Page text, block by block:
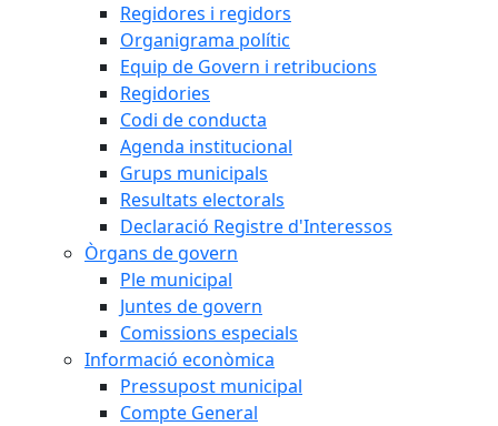
Regidores i regidors
Organigrama polític
Equip de Govern i retribucions
Regidories
Codi de conducta
Agenda institucional
Grups municipals
Resultats electorals
Declaració Registre d'Interessos
Òrgans de govern
Ple municipal
Juntes de govern
Comissions especials
Informació econòmica
Pressupost municipal
Compte General